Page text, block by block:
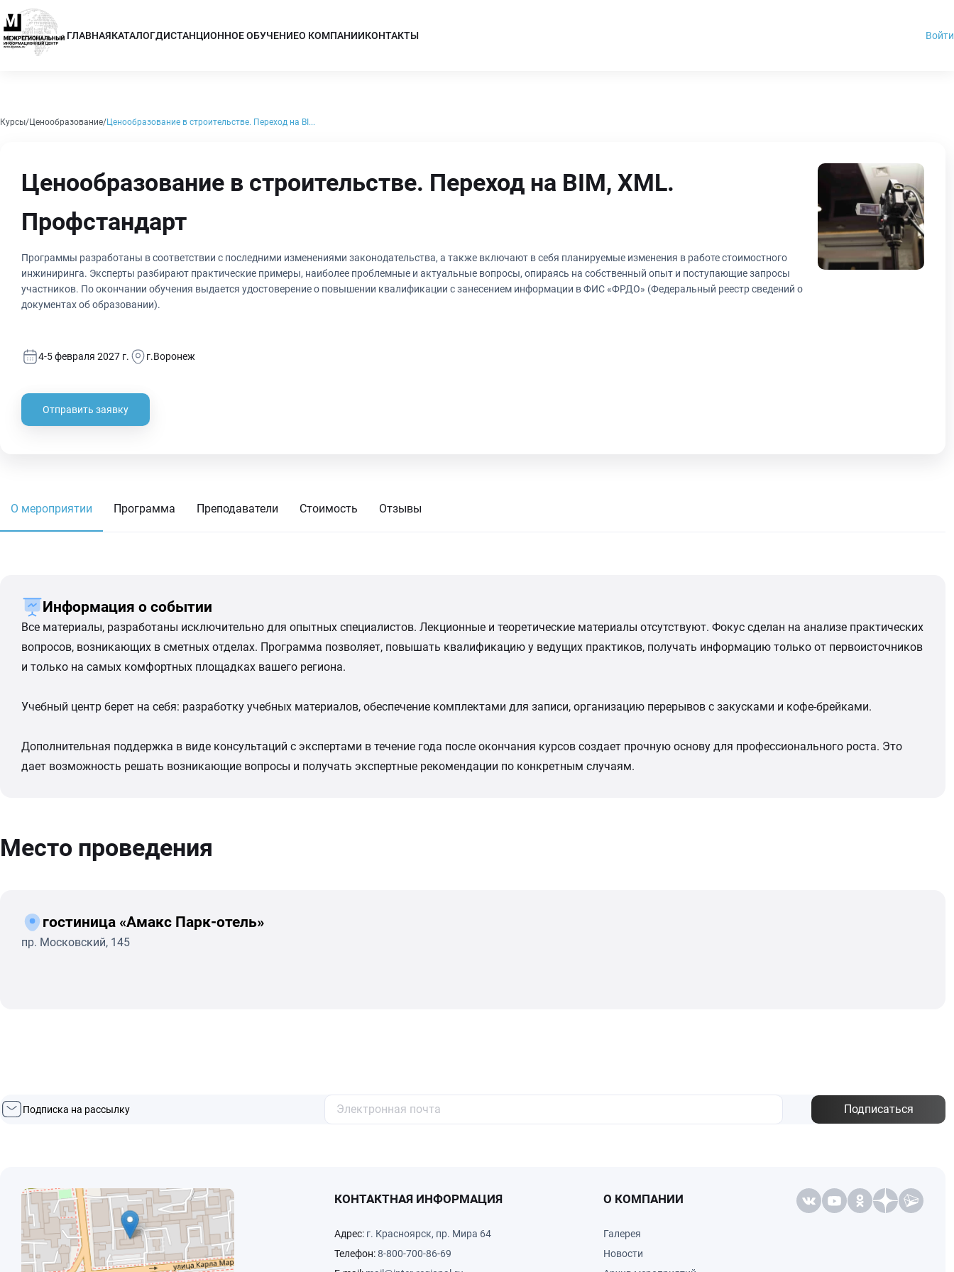
ГЛАВНАЯКАТАЛОГДИСТАНЦИОННОЕ ОБУЧЕНИЕО КОМПАНИИКОНТАКТЫ Войти
Курсы Ценообразование Ценообразование в строительстве. Переход на BI...
Ценообразование в строительстве. Переход на BIM, XML.
Профстандарт
Программы разработаны в соответствии с последними изменениями законодательства, а также включают в себя планируемые изменения в работе стоимостного
инжиниринга. Эксперты разбирают практические примеры, наиболее проблемные и актуальные вопросы, опираясь на собственный опыт и поступающие запросы
участников. По окончании обучения выдается удостоверение о повышении квалификации с занесением информации в ФИС «ФРДО» (Федеральный реестр сведений о
документах об образовании).
4-5 февраля 2027 г. г.Воронеж
Отправить заявку
О мероприятии Программа Преподаватели Стоимость Отзывы
Информация о событии
Все материалы, разработаны исключительно для опытных специалистов. Лекционные и теоретические материалы отсутствуют. Фокус сделан на анализе практических
вопросов, возникающих в сметных отделах. Программа позволяет, повышать квалификацию у ведущих практиков, получать информацию только от первоисточников
и только на самых комфортных площадках вашего региона.
Учебный центр берет на себя: разработку учебных материалов, обеспечение комплектами для записи, организацию перерывов с закусками и кофе-брейками.
Дополнительная поддержка в виде консультаций с экспертами в течение года после окончания курсов создает прочную основу для профессионального роста. Это
дает возможность решать возникающие вопросы и получать экспертные рекомендации по конкретным случаям.
Место проведения
гостиница «Амакс Парк-отель»
пр. Московский, 145
Подписка на рассылку Подписаться
КОНТАКТНАЯ ИНФОРМАЦИЯ
Адрес: г. Красноярск, пр. Мира 64
Телефон:8-800-700-86-69
О КОМПАНИИ
Галерея
Новости